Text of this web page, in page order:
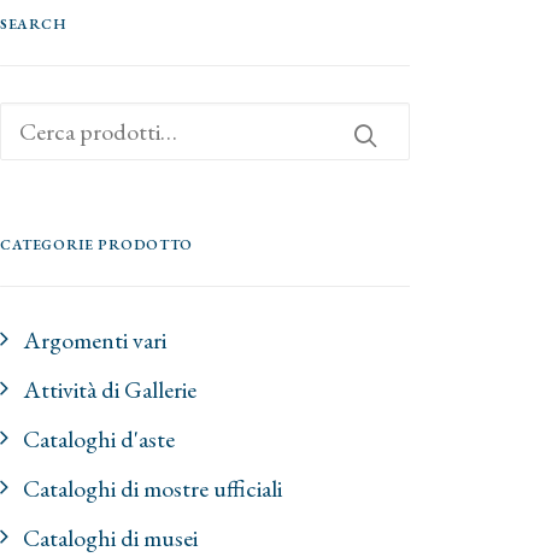
SEARCH
Cerca:
CATEGORIE PRODOTTO
Argomenti vari
Attività di Gallerie
Cataloghi d'aste
Cataloghi di mostre ufficiali
Cataloghi di musei